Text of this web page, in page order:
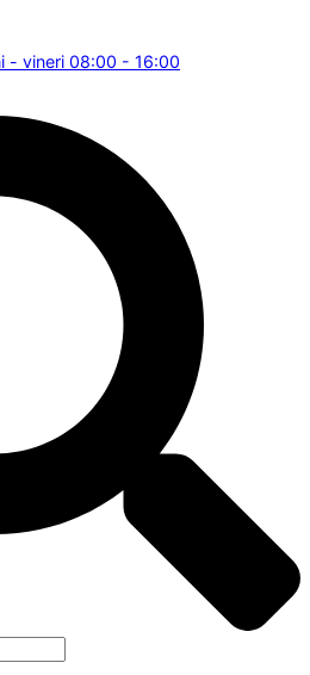
- vineri 08:00 - 16:00